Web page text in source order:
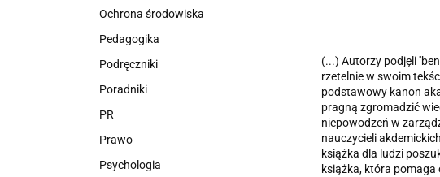
Ochrona środowiska
Pedagogika
Podręczniki
Poradniki
PR
Prawo
Psychologia
(...) Autorzy podjęli
rzetelnie w swoim
podstawowy kanon
pragną zgromadzić
niepowodzeń w
nauczycieli
książka dla ludzi
książka, która